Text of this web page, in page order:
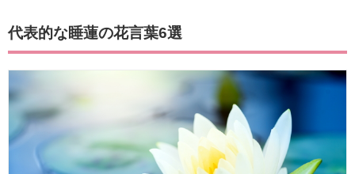
代表的な睡蓮の花言葉6選